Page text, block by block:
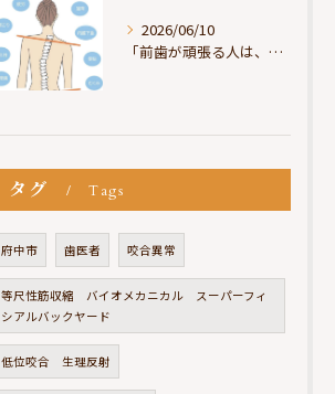
2026/06/10
「前歯が頑張る人は、だいたい疲れている」
タグ Tags
府中市 歯医者 咬合異常
等尺性筋収縮 バイオメカニカル スーパーフィ
シアルバックヤード
低位咬合 生理反射